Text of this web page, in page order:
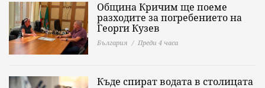
Община Кричим ще поеме
разходите за погребението на
Георги Кузев
България Преди 4 часа
Къде спират водата в столицата